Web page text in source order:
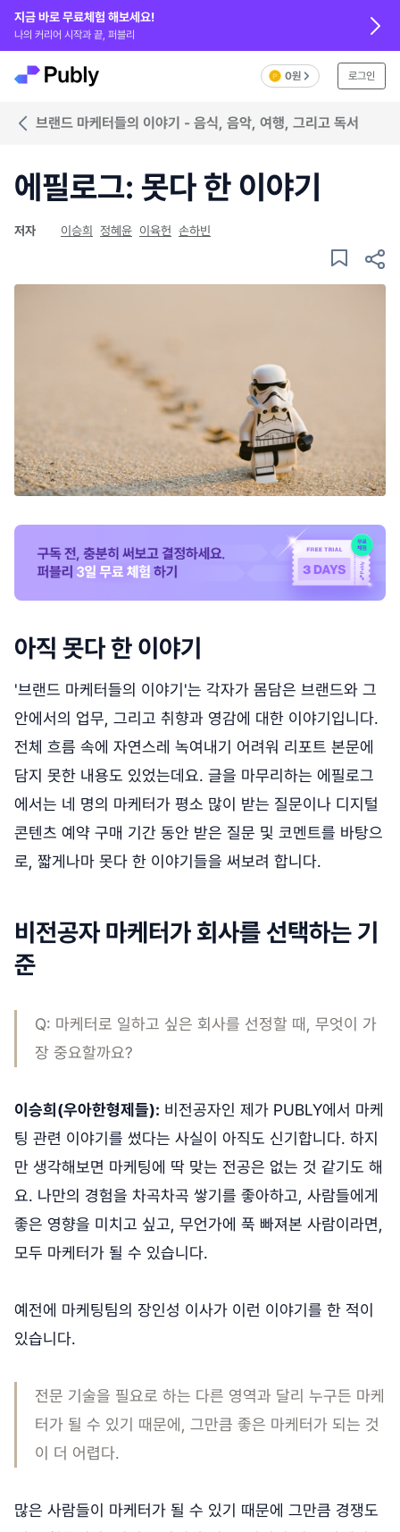
지금 바로 무료체험 해보세요!
나의 커리어 시작과 끝, 퍼블리
0원 로그인
브랜드 마케터들의 이야기 - 음식, 음악, 여행, 그리고 독서
에필로그: 못다 한 이야기
저자 이승희 정혜윤 이육헌 손하빈
아직 못다 한 이야기
'브랜드 마케터들의 이야기'는 각자가 몸담은 브랜드와 그
안에서의 업무, 그리고 취향과 영감에 대한 이야기입니다.
전체 흐름 속에 자연스레 녹여내기 어려워 리포트 본문에
담지 못한 내용도 있었는데요. 글을 마무리하는 에필로그
에서는 네 명의 마케터가 평소 많이 받는 질문이나 디지털
콘텐츠 예약 구매 기간 동안 받은 질문 및 코멘트를 바탕으
로, 짧게나마 못다 한 이야기들을 써보려 합니다.
비전공자 마케터가 회사를 선택하는 기
준
Q: 마케터로 일하고 싶은 회사를 선정할 때, 무엇이 가
장 중요할까요?
이승희(우아한형제들): 비전공자인 제가 PUBLY에서 마케
팅 관련 이야기를 썼다는 사실이 아직도 신기합니다. 하지
만 생각해보면 마케팅에 딱 맞는 전공은 없는 것 같기도 해
요. 나만의 경험을 차곡차곡 쌓기를 좋아하고, 사람들에게
좋은 영향을 미치고 싶고, 무언가에 푹 빠져본 사람이라면,
모두 마케터가 될 수 있습니다.
예전에 마케팅팀의 장인성 이사가 이런 이야기를 한 적이
있습니다.
전문 기술을 필요로 하는 다른 영역과 달리 누구든 마케
터가 될 수 있기 때문에, 그만큼 좋은 마케터가 되는 것
이 더 어렵다.
많은 사람들이 마케터가 될 수 있기 때문에 그만큼 경쟁도